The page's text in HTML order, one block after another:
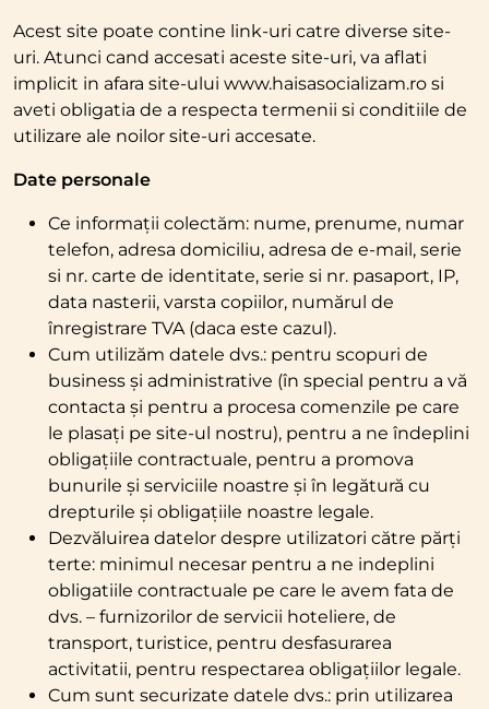
Acest site poate contine link-uri catre diverse site-
uri. Atunci cand accesati aceste site-uri, va aflati
implicit in afara site-ului www.haisasocializam.ro si
aveti obligatia de a respecta termenii si conditiile de
utilizare ale noilor site-uri accesate.
Date personale
Ce informații colectăm: nume, prenume, numar
telefon, adresa domiciliu, adresa de e-mail, serie
si nr. carte de identitate, serie si nr. pasaport, IP,
data nasterii, varsta copiilor, numărul de
înregistrare TVA (daca este cazul).
Cum utilizăm datele dvs.: pentru scopuri de
business și administrative (în special pentru a vă
contacta și pentru a procesa comenzile pe care
le plasați pe site-ul nostru), pentru a ne îndeplini
obligațiile contractuale, pentru a promova
bunurile și serviciile noastre și în legătură cu
drepturile și obligațiile noastre legale.
Dezvăluirea datelor despre utilizatori către părți
terte: minimul necesar pentru a ne indeplini
obligatiile contractuale pe care le avem fata de
dvs. – furnizorilor de servicii hoteliere, de
transport, turistice, pentru desfasurarea
activitatii, pentru respectarea obligațiilor legale.
Cum sunt securizate datele dvs.: prin utilizarea